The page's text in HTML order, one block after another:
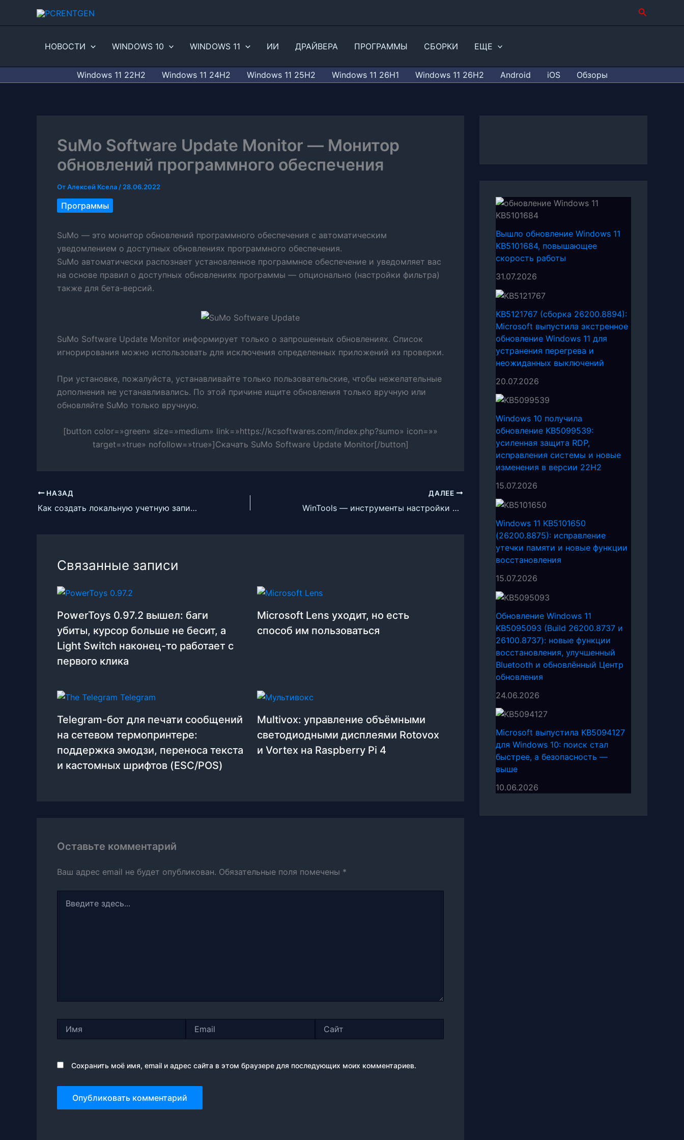
Поиск
НОВОСТИ WINDOWS 10 WINDOWS 11 ИИ ДРАЙВЕРА ПРОГРАММЫ СБОРКИ ЕЩЕ
Windows 11 22H2 Windows 11 24H2 Windows 11 25H2 Windows 11 26H1 Windows 11 26H2 Android iOS Обзоры
SuMo Software Update Monitor — Монитор
обновлений программного обеспечения
ОтАлексей Ксела / 28.06.2022
Программы
SuMo — это монитор обновлений программного обеспечения с автоматическим
уведомлением о доступных обновлениях программного обеспечения.
SuMo автоматически распознает установленное программное обеспечение и уведомляет вас
на основе правил о доступных обновлениях программы — опционально (настройки фильтра)
также для бета-версий.
SuMo Software Update Monitor информирует только о запрошенных обновлениях. Список
игнорирования можно использовать для исключения определенных приложений из проверки.
При установке, пожалуйста, устанавливайте только пользовательские, чтобы нежелательные
дополнения не устанавливались. По этой причине ищите обновления только вручную или
обновляйте SuMo только вручную.
[button color=»green» size=»medium» link=»https://kcsoftwares.com/index.php?sumo» icon=»»
target=»true» nofollow=»true»]Скачать SuMo Software Update Monitor[/button]
НАЗАД
Как создать локальную учетную запись Windows 11
ДАЛЕЕ
WinTools — инструменты настройки системы Windows
Связанные записи
PowerToys 0.97.2 вышел: баги
убиты, курсор больше не бесит, а
Light Switch наконец-то работает с
первого клика
Microsoft Lens уходит, но есть
способ им пользоваться
Telegram-бот для печати сообщений
на сетевом термопринтере:
поддержка эмодзи, переноса текста
и кастомных шрифтов (ESC/POS)
Multivox: управление объёмными
светодиодными дисплеями Rotovox
и Vortex на Raspberry Pi 4
Оставьте комментарий
Ваш адрес email не будет опубликован. Обязательные поля помечены *
здесь...
Сохранить моё имя, email и адрес сайта в этом браузере для последующих моих комментариев.
Вышло обновление Windows 11
KB5101684, повышающее
скорость работы
31.07.2026
KB5121767 (сборка 26200.8894):
Microsoft выпустила экстренное
обновление Windows 11 для
устранения перегрева и
неожиданных выключений
20.07.2026
Windows 10 получила
обновление KB5099539:
усиленная защита RDP,
исправления системы и новые
изменения в версии 22H2
15.07.2026
Windows 11 KB5101650
(26200.8875): исправление
утечки памяти и новые функции
восстановления
15.07.2026
Обновление Windows 11
KB5095093 (Build 26200.8737 и
26100.8737): новые функции
восстановления, улучшенный
Bluetooth и обновлённый Центр
обновления
24.06.2026
Microsoft выпустила KB5094127
для Windows 10: поиск стал
быстрее, а безопасность —
выше
10.06.2026